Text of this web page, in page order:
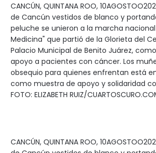
CANCÚN, QUINTANA ROO,
de Cancún vestidos de blanco y
peluche se unieron a la marcha
Medicina" que partió de la Glorieta del
Palacio Municipal de Benito Juárez,
apoyo a pacientes con cáncer. Los
obsequio para quienes enfrentan está
como muestra de apoyo y solidaridad
FOTO: ELIZABETH RUIZ/
CANCÚN, QUINTANA ROO,